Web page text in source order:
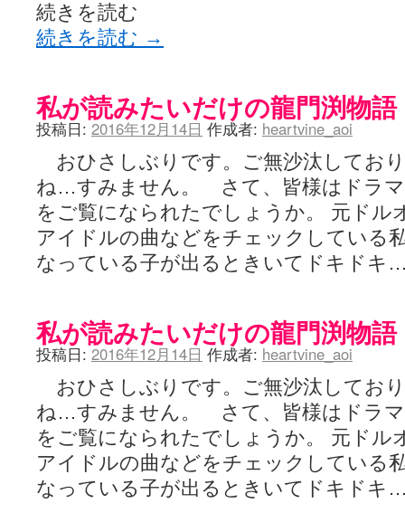
続きを読む
続きを読む →
私が読みたいだけの龍門渕物語
投稿日: 2016年12月14日 作成者: heartvine_aoi
おひさしぶりです。ご無沙汰してお
ね…すみません。 さて、皆様はドラ
をご覧になられたでしょうか。 元ドル
アイドルの曲などをチェックしている
なっている子が出るときいてドキド
私が読みたいだけの龍門渕物語
投稿日: 2016年12月14日 作成者: heartvine_aoi
おひさしぶりです。ご無沙汰してお
ね…すみません。 さて、皆様はドラ
をご覧になられたでしょうか。 元ドル
アイドルの曲などをチェックしている
なっている子が出るときいてドキド